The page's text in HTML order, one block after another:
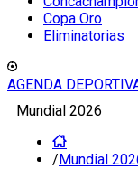
Copa Oro
Eliminatorias
AGENDA
Mundial 2026
/Mundial